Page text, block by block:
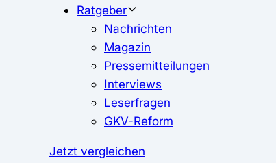
Ratgeber
Nachrichten
Magazin
Pressemitteilungen
Interviews
Leserfragen
GKV-Reform
Jetzt vergleichen